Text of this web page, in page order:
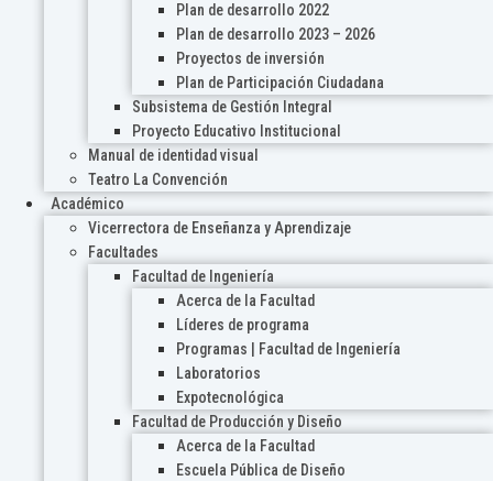
Plan de desarrollo 2022
Plan de desarrollo 2023 – 2026
Proyectos de inversión
Plan de Participación Ciudadana
Subsistema de Gestión Integral
Proyecto Educativo Institucional
Manual de identidad visual
Teatro La Convención
Académico
Vicerrectora de Enseñanza y Aprendizaje
Facultades
Facultad de Ingeniería
Acerca de la Facultad
Líderes de programa
Programas | Facultad de Ingeniería
Laboratorios
Expotecnológica
Facultad de Producción y Diseño
Acerca de la Facultad
Escuela Pública de Diseño